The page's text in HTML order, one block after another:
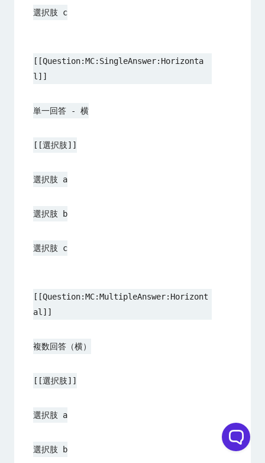
選択肢 c
[[Question:MC:SingleAnswer:Horizonta
l]]
単一回答 - 横
[[選択肢]]
選択肢 a
選択肢 b
選択肢 c
[[Question:MC:MultipleAnswer:Horizont
al]]
複数回答（横）
[[選択肢]]
選択肢 a
選択肢 b